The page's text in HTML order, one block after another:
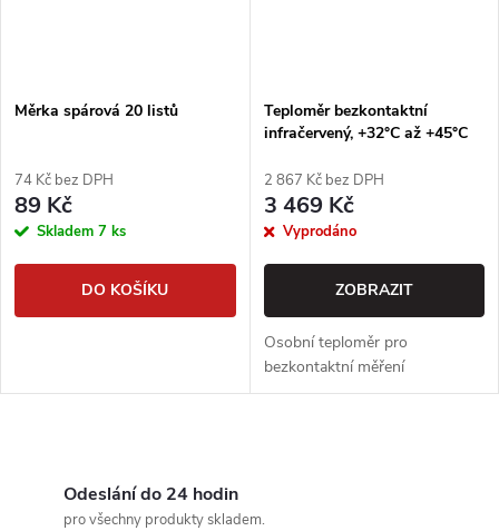
Měrka spárová 20 listů
74 Kč bez DPH
89 Kč
Skladem 7 ks
DO KOŠÍKU
Teploměr bezkontaktní
infračervený, +32°C až +45°C
2 867 Kč bez DPH
3 469 Kč
Vyprodáno
ZOBRAZIT
Osobní teploměr pro
bezkontaktní měření
Odeslání do 24 hodin
pro všechny produkty skladem.